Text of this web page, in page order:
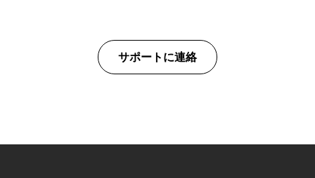
サポートに連絡